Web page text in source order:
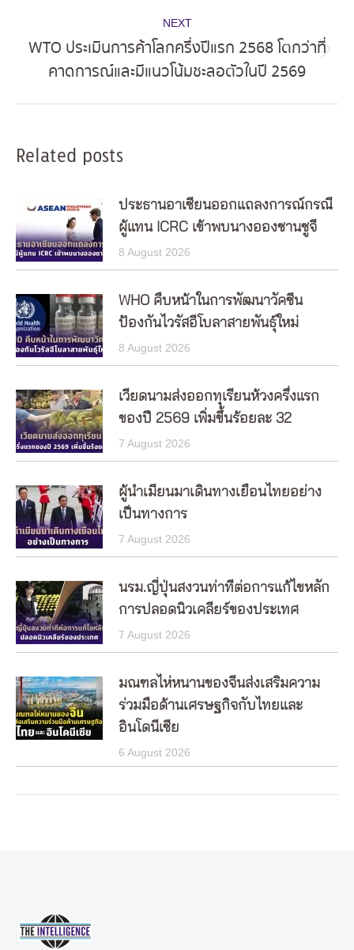
NEXT
Next
post:
WTO ประเมินการค้าโลกครึ่งปีแรก 2568 โตกว่าที่
คาดการณ์และมีแนวโน้มชะลอตัวในปี 2569
Related posts
ประธานอาเซียนออกแถลงการณ์กรณี
ผู้แทน ICRC เข้าพบนางอองซานซูจี
8 August 2026
WHO คืบหน้าในการพัฒนาวัคซีน
ป้องกันไวรัสอีโบลาสายพันธุ์ใหม่
8 August 2026
เวียดนามส่งออกทุเรียนห้วงครึ่งแรก
ของปี 2569 เพิ่มขึ้นร้อยละ 32
7 August 2026
ผู้นำเมียนมาเดินทางเยือนไทยอย่าง
เป็นทางการ
7 August 2026
นรม.ญี่ปุ่นสงวนท่าทีต่อการแก้ไขหลัก
การปลอดนิวเคลียร์ของประเทศ
7 August 2026
มณฑลไห่หนานของจีนส่งเสริมความ
ร่วมมือด้านเศรษฐกิจกับไทยและ
อินโดนีเซีย
6 August 2026